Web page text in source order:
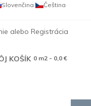
Čeština
Slovenčina
alebo Registrácia
KOŠÍK 0 m2 - 0,0 €